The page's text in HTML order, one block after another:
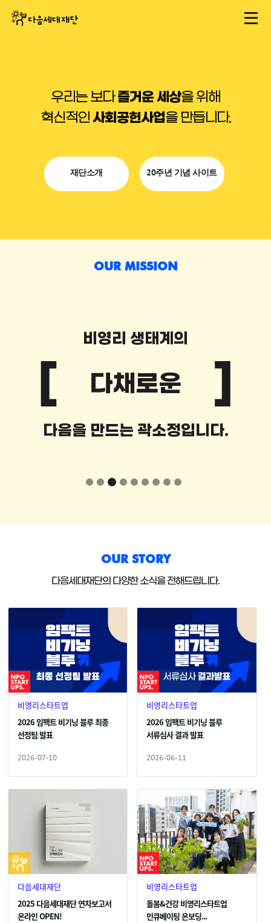
우리는 보다즐거운 세상을 위해
혁신적인 사회공헌사업을 만듭니다.
재단소개 20주년 기념 사이트
OUR MISSION
비영리 생태계의
다채로운
다음을 만드는 곽소정입니다.
OUR STORY
다음세대재단의 다양한 소식을 전해드립니다.
비영리스타트업
2026 임팩트 비기닝 블루 최종
선정팀 발표
2026-07-10
비영리스타트업
2026 임팩트 비기닝 블루
서류심사 결과 발표
2026-06-11
다음세대재단
2025 다음세대재단 연차보고서
온라인 OPEN!
비영리스타트업
돌봄&건강 비영리스타트업
인큐베이팅 온보딩...